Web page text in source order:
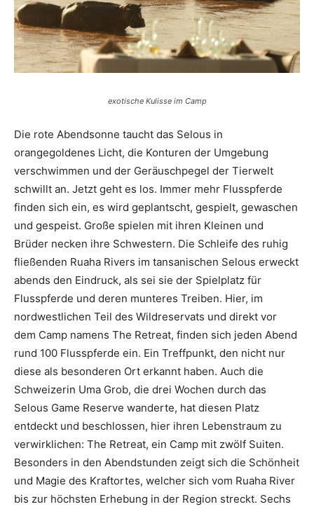
Reiseempfehlungen.
exotische Kulisse im Camp
Die rote Abendsonne taucht das Selous in
orangegoldenes Licht, die Konturen der Umgebung
verschwimmen und der Geräuschpegel der Tierwelt
schwillt an. Jetzt geht es los. Immer mehr Flusspferde
finden sich ein, es wird geplantscht, gespielt, gewaschen
und gespeist. Große spielen mit ihren Kleinen und
Brüder necken ihre Schwestern. Die Schleife des ruhig
fließenden Ruaha Rivers im tansanischen Selous erweckt
abends den Eindruck, als sei sie der Spielplatz für
Flusspferde und deren munteres Treiben. Hier, im
nordwestlichen Teil des Wildreservats und direkt vor
dem Camp namens The Retreat, finden sich jeden Abend
rund 100 Flusspferde ein. Ein Treffpunkt, den nicht nur
diese als besonderen Ort erkannt haben. Auch die
Schweizerin Uma Grob, die drei Wochen durch das
Selous Game Reserve wanderte, hat diesen Platz
entdeckt und beschlossen, hier ihren Lebenstraum zu
verwirklichen: The Retreat, ein Camp mit zwölf Suiten.
Besonders in den Abendstunden zeigt sich die Schönheit
und Magie des Kraftortes, welcher sich vom Ruaha River
bis zur höchsten Erhebung in der Region streckt. Sechs